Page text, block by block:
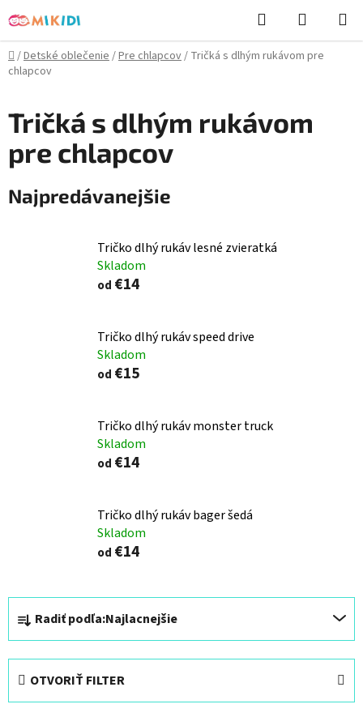
na
obsah
Hľadať
KOŠÍK
Domov
/Detské oblečenie/Pre chlapcov/ Tričká s dlhým rukávom pre
chlapcov
Tričká s dlhým rukávom
pre chlapcov
Najpredávanejšie
Tričko dlhý rukáv lesné zvieratká
Skladom
od €14
Tričko dlhý rukáv speed drive
Skladom
od €15
Tričko dlhý rukáv monster truck
Skladom
od €14
Tričko dlhý rukáv bager šedá
Skladom
od €14
R
a
d
Radiť podľa:Najlacnejšie
OTVORIŤ FILTER